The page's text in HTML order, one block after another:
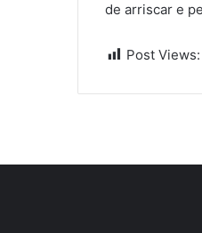
de arriscar e
Post Views: